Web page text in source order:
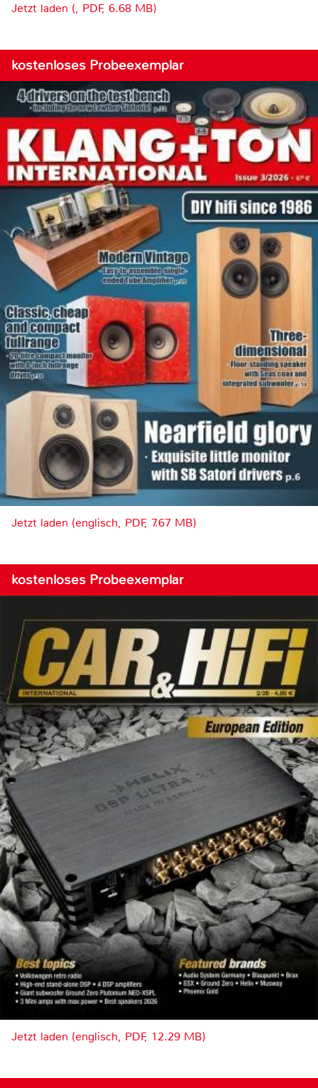
Jetzt laden (, PDF, 6.68 MB)
kostenloses Probeexemplar
Jetzt laden (englisch, PDF, 7.67 MB)
kostenloses Probeexemplar
Jetzt laden (englisch, PDF, 12.29 MB)